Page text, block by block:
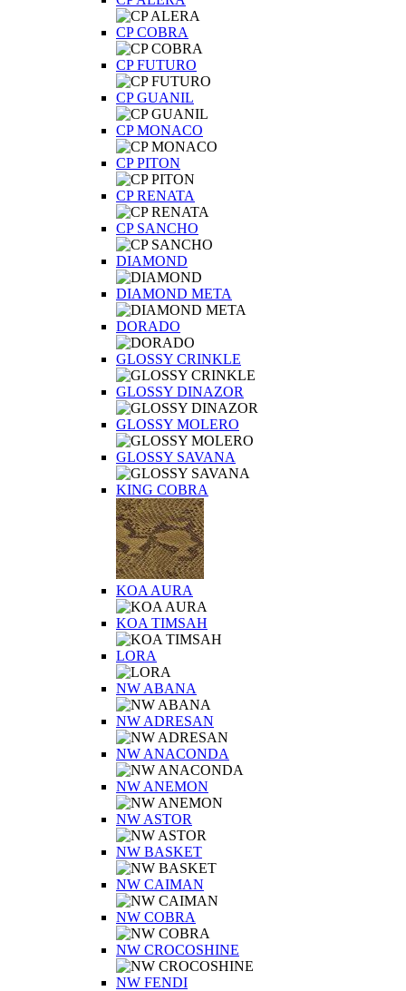
CP COBRA
CP FUTURO
CP GUANIL
CP MONACO
CP PITON
CP RENATA
CP SANCHO
DIAMOND
DIAMOND META
DORADO
GLOSSY CRINKLE
GLOSSY DINAZOR
GLOSSY MOLERO
GLOSSY SAVANA
KING COBRA
KOA AURA
KOA TIMSAH
LORA
NW ABANA
NW ADRESAN
NW ANACONDA
NW ANEMON
NW ASTOR
NW BASKET
NW CAIMAN
NW COBRA
NW CROCOSHINE
NW FENDI